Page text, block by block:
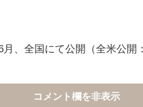
、全国にて公開（全米公開
コメント欄を非表示